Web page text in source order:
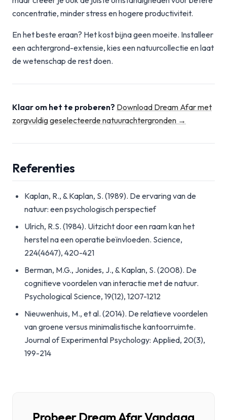
concentratie, minder stress en hogere productiviteit.
En het beste eraan? Het kost bijna geen moeite. Installeer
een achtergrond-extensie, kies een natuurcollectie en laat
de wetenschap de rest doen.
Klaar om het te proberen? Download Dream Afar met
zorgvuldig geselecteerde natuurachtergronden →
Referenties
Kaplan, R., & Kaplan, S. (1989). De ervaring van de
natuur: een psychologisch perspectief
Ulrich, R.S. (1984). Uitzicht door een raam kan het
herstel na een operatie beïnvloeden. Science,
224(4647), 420-421
Berman, M.G., Jonides, J., & Kaplan, S. (2008). De
cognitieve voordelen van interactie met de natuur.
Psychological Science, 19(12), 1207-1212
Nieuwenhuis, M., et al. (2014). De relatieve voordelen
van groene versus minimalistische kantoorruimte.
Journal of Experimental Psychology: Applied, 20(3),
199-214
Probeer Dream Afar Vandaag